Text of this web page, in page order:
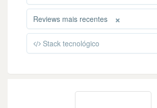
×
Reviews mais recentes
Stack tecnológico